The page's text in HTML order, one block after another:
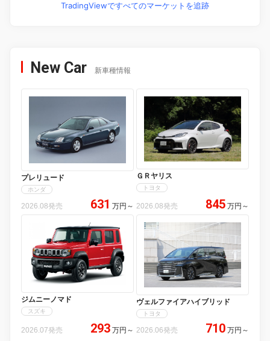
TradingViewですべてのマーケットを追跡
New Car 新車種情報
プレリュード
ホンダ
2026.08発売 631 万円 ～
ＧＲヤリス
トヨタ
2026.08発売 845 万円 ～
ジムニーノマド
スズキ
2026.07発売 293 万円 ～
ヴェルファイアハイブリッド
トヨタ
2026.06発売 710 万円 ～